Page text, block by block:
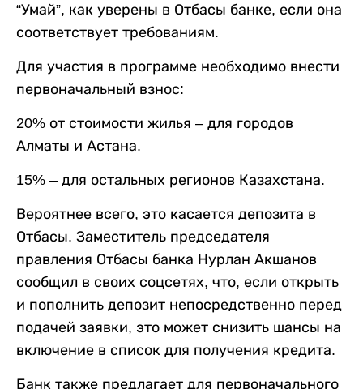
“Умай”, как уверены в Отбасы банке, если она
соответствует требованиям.
Для участия в программе необходимо внести
первоначальный взнос:
20% от стоимости жилья – для городов
Алматы и Астана.
15% – для остальных регионов Казахстана.
Вероятнее всего, это касается депозита в
Отбасы. Заместитель председателя
правления Отбасы банка Нурлан Акшанов
сообщил в своих соцсетях, что, если открыть
и пополнить депозит непосредственно перед
подачей заявки, это может снизить шансы на
включение в список для получения кредита.
Банк также предлагает для первоначального